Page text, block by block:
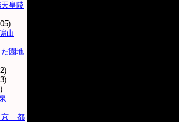
皇陵
山
園地
都